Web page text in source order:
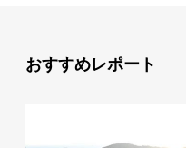
おすすめレポート